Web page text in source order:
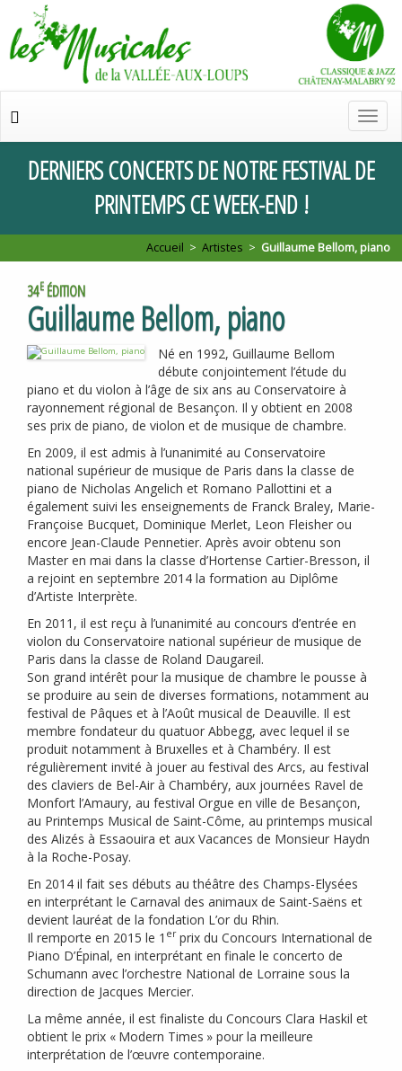
de
DERNIERSCONCERTSDENOTREFESTIVALDE
PRINTEMPSCEWEEK-END !
Accueil >Artistes > Guillaume Bellom, piano
34E ÉDITION
Guillaume Bellom, piano
Né en 1992, Guillaume Bellom
débute conjointement l’étude du
piano et du violon à l’âge de six ans au Conservatoire à
rayonnement régional de Besançon. Il y obtient en 2008
ses prix de piano, de violon et de musique de chambre.
En 2009, il est admis à l’unanimité au Conservatoire
national supérieur de musique de Paris dans la classe de
piano de Nicholas Angelich et Romano Pallottini et a
également suivi les enseignements de Franck Braley, Marie-
Françoise Bucquet, Dominique Merlet, Leon Fleisher ou
encore Jean-Claude Pennetier. Après avoir obtenu son
Master en mai dans la classe d’Hortense Cartier-Bresson, il
a rejoint en septembre 2014 la formation au Diplôme
d’Artiste Interprète.
En 2011, il est reçu à l’unanimité au concours d’entrée en
violon du Conservatoire national supérieur de musique de
Paris dans la classe de Roland Daugareil.
Son grand intérêt pour la musique de chambre le pousse à
se produire au sein de diverses formations, notamment au
festival de Pâques et à l’Août musical de Deauville. Il est
membre fondateur du quatuor Abbegg, avec lequel il se
produit notamment à Bruxelles et à Chambéry. Il est
régulièrement invité à jouer au festival des Arcs, au festival
des claviers de Bel-Air à Chambéry, aux journées Ravel de
Monfort l’Amaury, au festival Orgue en ville de Besançon,
au Printemps Musical de Saint-Côme, au printemps musical
des Alizés à Essaouira et aux Vacances de Monsieur Haydn
à la Roche-Posay.
En 2014 il fait ses débuts au théâtre des Champs-Elysées
en interprétant le Carnaval des animaux de Saint-Saëns et
devient lauréat de la fondation L’or du Rhin.
Il remporte en 2015 le 1 erprix du Concours International de
Piano D’Épinal, en interprétant en finale le concerto de
Schumann avec l’orchestre National de Lorraine sous la
direction de Jacques Mercier.
La même année, il est finaliste du Concours Clara Haskil et
obtient le prix « Modern Times » pour la meilleure
interprétation de l’œuvre contemporaine.